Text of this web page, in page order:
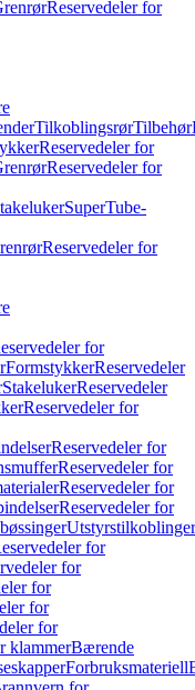
Reservedeler for
TilkoblingsrørTilbehør
Reservedeler for
Reservedeler for
SuperTube-
Reservedeler for
for
FormstykkerReservedeler
StakelukerReservedeler
Reservedeler for
Reservedeler for
Reservedeler for
Reservedeler for
Reservedeler for
Utstyrstilkoblinger
for
for
for
for
for
klammerBærende
Forbruksmateriell